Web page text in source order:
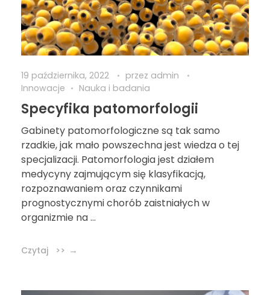
19 października, 2022 przez admin
Innowacje
Nauka i badania
Specyfika patomorfologii
Gabinety patomorfologiczne są tak samo
rzadkie, jak mało powszechna jest wiedza o tej
specjalizacji. Patomorfologia jest działem
medycyny zajmującym się klasyfikacją,
rozpoznawaniem oraz czynnikami
prognostycznymi chorób zaistniałych w
organizmie na ...
Czytaj >>